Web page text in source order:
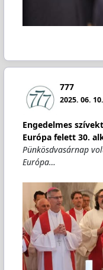
777
2025. 06.
Engedelmes
Európa felett 30.
Pünkösdvasárnap
Európa…